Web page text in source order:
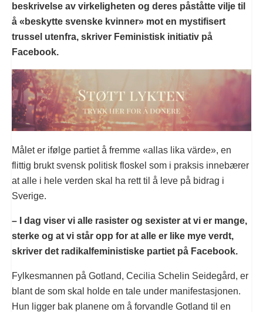
beskrivelse av virkeligheten og deres påståtte vilje til
å «beskytte svenske kvinner» mot en mystifisert
trussel utenfra, skriver Feministisk initiativ på
Facebook.
Målet er ifølge partiet å fremme «allas lika värde», en
flittig brukt svensk politisk floskel som i praksis innebærer
at alle i hele verden skal ha rett til å leve på bidrag i
Sverige.
– I dag viser vi alle rasister og sexister at vi er mange,
sterke og at vi står opp for at alle er like mye verdt,
skriver det radikalfeministiske partiet på Facebook.
Fylkesmannen på Gotland, Cecilia Schelin Seidegård, er
blant de som skal holde en tale under manifestasjonen.
Hun ligger bak planene om å forvandle Gotland til en